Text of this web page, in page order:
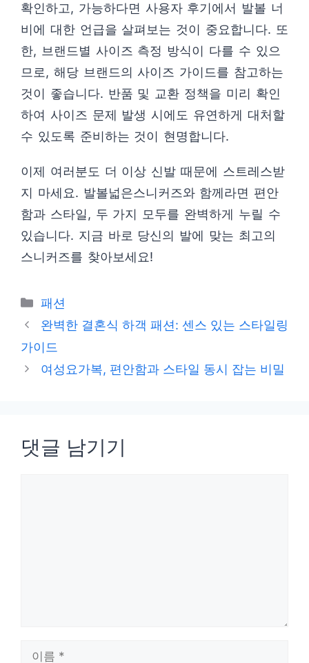
확인하고, 가능하다면 사용자 후기에서 발볼 너
비에 대한 언급을 살펴보는 것이 중요합니다. 또
한, 브랜드별 사이즈 측정 방식이 다를 수 있으
므로, 해당 브랜드의 사이즈 가이드를 참고하는
것이 좋습니다. 반품 및 교환 정책을 미리 확인
하여 사이즈 문제 발생 시에도 유연하게 대처할
수 있도록 준비하는 것이 현명합니다.
이제 여러분도 더 이상 신발 때문에 스트레스받
지 마세요. 발볼넓은스니커즈와 함께라면 편안
함과 스타일, 두 가지 모두를 완벽하게 누릴 수
있습니다. 지금 바로 당신의 발에 맞는 최고의
스니커즈를 찾아보세요!
카
테
리
패션
완벽한 결혼식 하객 패션: 센스 있는 스타일링
가이드
여성요가복, 편안함과 스타일 동시 잡는 비밀
댓글 남기기